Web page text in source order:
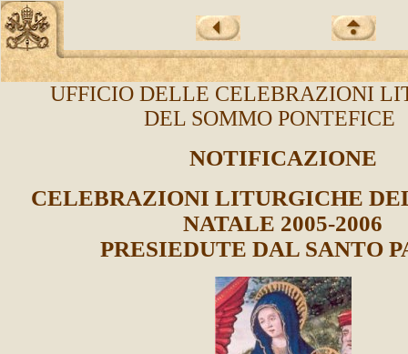
UFFICIO DELLE CELEBRAZIONI
DEL SOMMO
NOTIFICAZIONE
CELEBRAZIONI LITURGICHE
NATALE 2005-2006
PRESIEDUTE DAL SANTO